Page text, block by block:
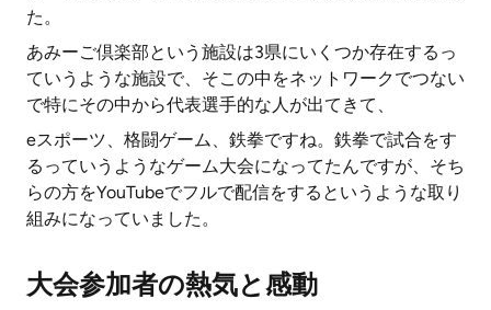
た。
あみーご倶楽部という施設は3県にいくつか存在するっ
ていうような施設で、そこの中をネットワークでつない
で特にその中から代表選手的な人が出てきて、
eスポーツ、格闘ゲーム、鉄拳ですね。鉄拳で試合をす
るっていうようなゲーム大会になってたんですが、そち
らの方をYouTubeでフルで配信をするというような取り
組みになっていました。
大会参加者の熱気と感動